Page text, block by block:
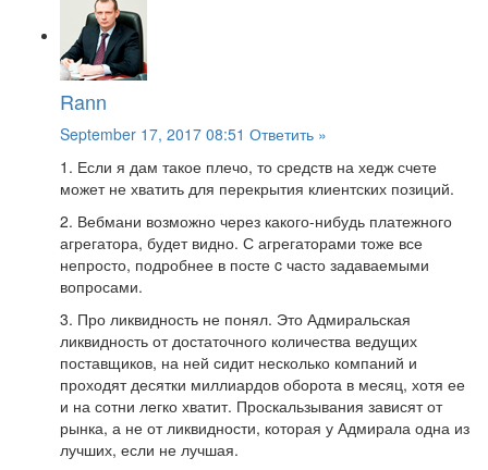
Rann
September 17, 2017 08:51 Ответить »
1. Если я дам такое плечо, то средств на хедж счете
может не хватить для перекрытия клиентских позиций.
2. Вебмани возможно через какого-нибудь платежного
агрегатора, будет видно. С агрегаторами тоже все
непросто, подробнее в посте c часто задаваемыми
вопросами.
3. Про ликвидность не понял. Это Адмиральская
ликвидность от достаточного количества ведущих
поставщиков, на ней сидит несколько компаний и
проходят десятки миллиардов оборота в месяц, хотя ее
и на сотни легко хватит. Проскальзывания зависят от
рынка, а не от ликвидности, которая у Адмирала одна из
лучших, если не лучшая.